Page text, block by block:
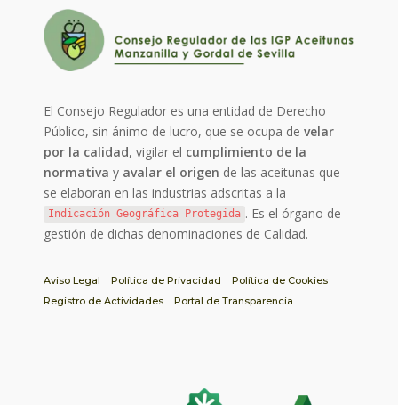
El Consejo Regulador es una entidad de Derecho
Público, sin ánimo de lucro, que se ocupa develar
por la calidad, vigilar el cumplimiento de la
normativa y avalar el origen de las aceitunas que
se elaboran en las industrias adscritas a la
Indicación Geográfica Protegida . Es el órgano de
gestión de dichas denominaciones de Calidad.
Aviso Legal Política de Privacidad
Política de Cookies
Registro de Actividades
Portal de Transparencia